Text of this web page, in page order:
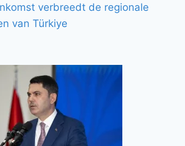
verbreedt de regionale
van Türkiye